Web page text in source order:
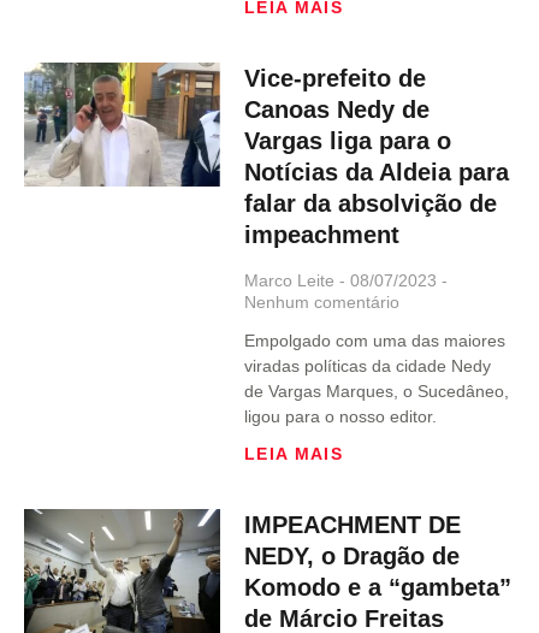
LEIA MAIS
Vice-prefeito de
Canoas Nedy de
Vargas liga para o
Notícias da Aldeia para
falar da absolvição de
impeachment
Marco Leite 08/07/2023
Nenhum comentário
Empolgado com uma das maiores
viradas políticas da cidade Nedy
de Vargas Marques, o Sucedâneo,
ligou para o nosso editor.
LEIA MAIS
IMPEACHMENT DE
NEDY, o Dragão de
Komodo e a “gambeta”
de Márcio Freitas